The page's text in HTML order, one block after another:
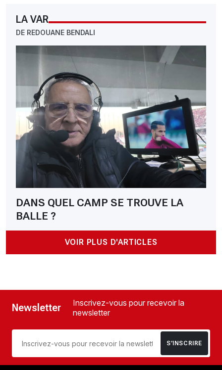
LA VAR
DE REDOUANE BENDALI
DANS QUEL CAMP SE TROUVE LA
BALLE ?
VOIR PLUS D'ARTICLES
Newsletter
Inscrivez-vous pour recevoir la
newsletter
S’INSCRIRE